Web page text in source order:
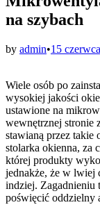
na szybach
by admin•15
Wiele osób po
wysokiej jakości
ustawione na
wewnętrznej stronie
stawianą przez takie
stolarka okienna, za
której produkty
jednakże, że w lwiej
indziej. Zagadnieniu
poświęcić oddzielny